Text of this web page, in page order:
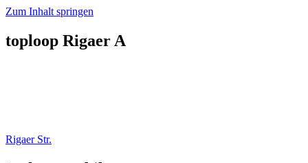
Zum Inhalt springen
toploop Rigaer A
Rigaer Str.